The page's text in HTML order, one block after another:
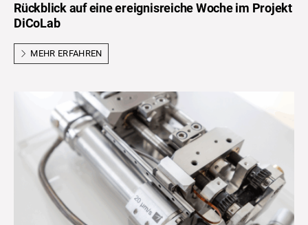
Rückblick auf eine ereignisreiche Woche im Projekt
DiCoLab
MEHR ERFAHREN